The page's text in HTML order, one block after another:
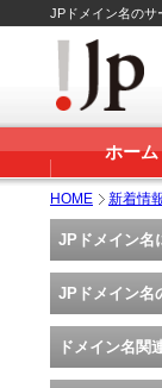
JPドメイン名のサ
ホーム
HOME 新着情
JPドメイン名
JPドメイン名
ドメイン名関